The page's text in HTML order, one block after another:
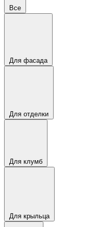
Все
Для фасада
Для отделки
Для клумб
Для крыльца